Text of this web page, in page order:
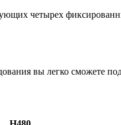
четырех
вы легко сможете